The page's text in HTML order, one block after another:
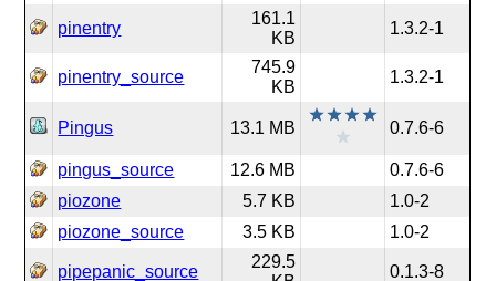
pinentry
161.1
KB
1.3.2-1
pinentry_source
745.9
KB
1.3.2-1
Pingus 13.1 MB 0.7.6-6
pingus_source 12.6 MB
0.7.6-6
piozone
5.7 KB
1.0-2
piozone_source
3.5 KB 1.0-2
pipepanic_source
229.5
0.1.3-8